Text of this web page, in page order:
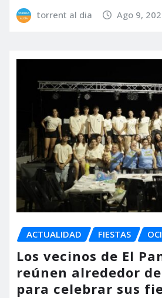
torrent al dia Ago 9,
ACTUALIDAD FIESTAS
Los vecinos de El
reúnen alrededor
para celebrar sus